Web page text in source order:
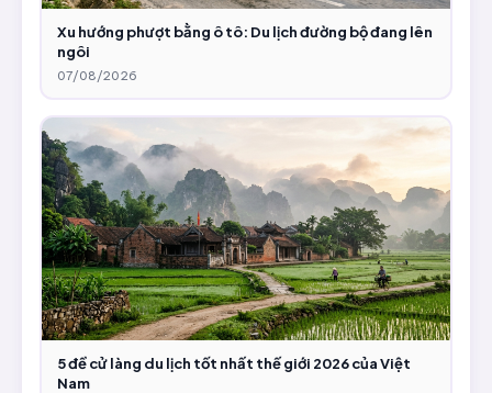
Xu hướng phượt bằng ô tô: Du lịch đường bộ đang lên
ngôi
07/08/2026
5 đề cử làng du lịch tốt nhất thế giới 2026 của Việt
Nam